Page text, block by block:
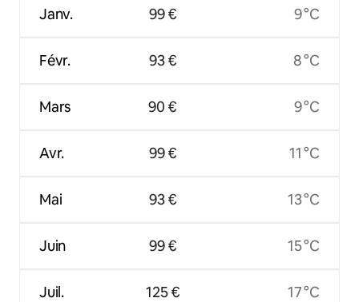
Janv.
Févr.
Mars
Avr.
Mai
Juin
Juil.
99 €
93 €
90 €
99 €
93 €
99 €
125 €
9 °C
8 °C
9 °C
11 °C
13 °C
15 °C
17 °C